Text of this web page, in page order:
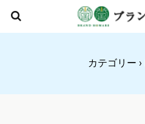
カテゴリー ›